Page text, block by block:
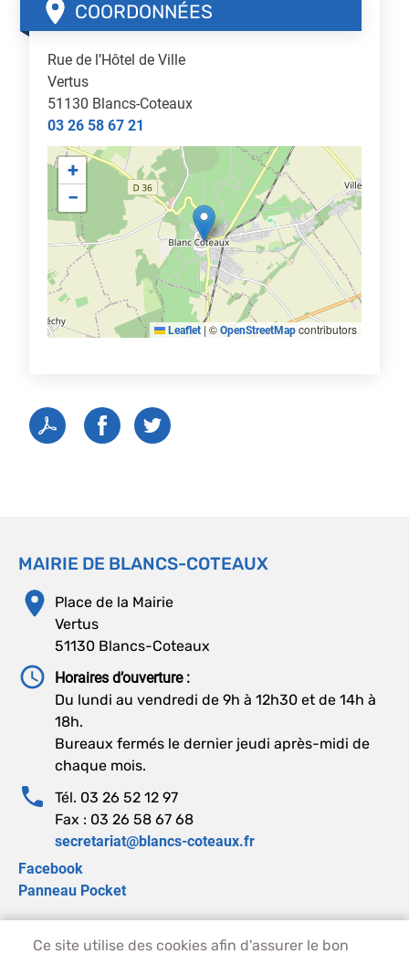
COORDONNÉES
Rue de l’Hôtel de Ville
Vertus
51130 Blancs-Coteaux
03 26 58 67 21
+
−
Leaflet | © OpenStreetMapcontributors
MAIRIE DE BLANCS-COTEAUX
Place de la Mairie
Vertus
51130 Blancs-Coteaux
Horaires d’ouverture :
Du lundi au vendredi de 9h à 12h30 et de 14h à
18h.
Bureaux fermés le dernier jeudi après-midi de
chaque mois.
Tél. 03 26 52 12 97
Fax : 03 26 58 67 68
secretariat@blancs-coteaux.fr
Facebook
Panneau Pocket
Ce site utilise des cookies afin d'assurer le bon